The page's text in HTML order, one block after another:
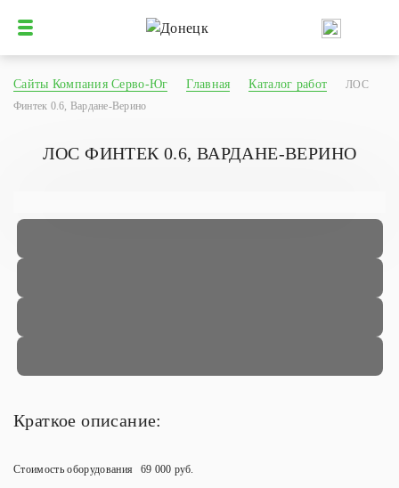
Сайты Компания Серво-Юг Главная Каталог работ
ЛОС
Финтек 0.6, Вардане-Верино
ЛОС ФИНТЕК 0.6, ВАРДАНЕ-ВЕРИНО
Краткое описание:
Стоимость оборудования 69 000 руб.